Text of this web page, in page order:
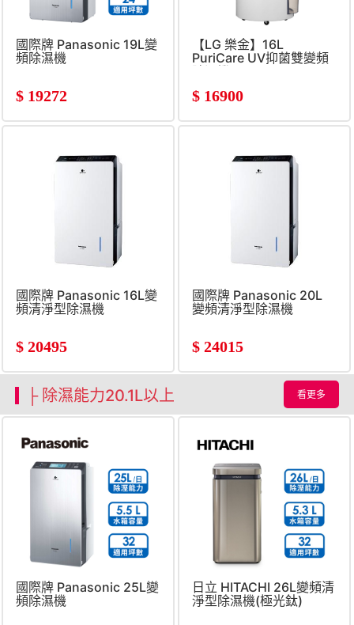
國際牌 Panasonic 19L變
頻除濕機
$ 19272
【LG 樂金】16L
PuriCare UV抑菌雙變頻
$ 16900
國際牌 Panasonic 16L變
頻清淨型除濕機
$ 20495
國際牌 Panasonic 20L
變頻清淨型除濕機
$ 24015
├ 除濕能力20.1L以上 看更多
國際牌 Panasonic 25L變
頻除濕機
日立 HITACHI 26L變頻清
淨型除濕機(極光鈦)